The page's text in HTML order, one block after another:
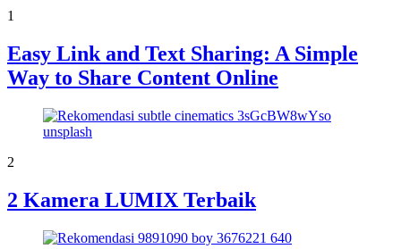
1
Easy Link and Text Sharing: A Simple
Way to Share Content Online
2
2 Kamera LUMIX Terbaik